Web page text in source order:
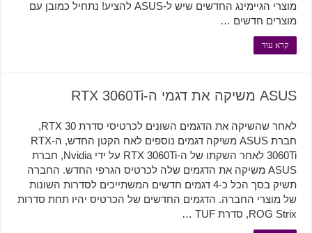
מוצרי הגיימינג החדשים שיש ל-ASUS להציע! נתחיל כמובן עם
מוצרים חדשים …
קרא עוד
ASUS משיקה את דגמי ה-RTX 3060Ti
לאחר שהשיקה את הדגמים השונים לכרטיסי סדרת RTX 30,
חברת ASUS משיקה דגמים נוספים לאח הקטן החדש, ה-RTX
3060Ti לאחר השקתו של ה-RTX 3060Ti על ידי Nvidia, חברת
ASUS משיקה את הדגמים שלה לכרטיס הגרפי החדש. החברה
תשיק בסך הכל כ-4 דגמים חדשים המשתייכים לסדרות השונות
של מוצרי החברה. הדגמים החדשים של הכרטיס יהיו תחת סדרות
ROG Strix, סדרת TUF …